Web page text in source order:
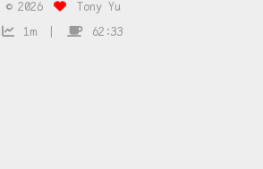
© 2026
Tony Yu
1m
62:33